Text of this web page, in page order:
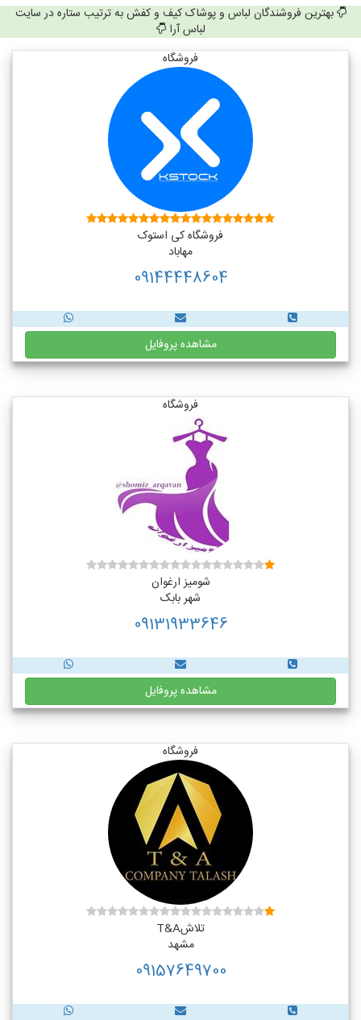
بهترین فروشندگان لباس و پوشاک کیف و کفش به ترتیب ستاره در سایت
لباس آرا
فروشگاه
فروشگاه کی استوک
مهاباد
09144448604
مشاهده پروفایل
فروشگاه
شومیز ارغوان
شهر بابک
09131933646
مشاهده پروفایل
فروشگاه
تلاشT&A
مشهد
09157649700